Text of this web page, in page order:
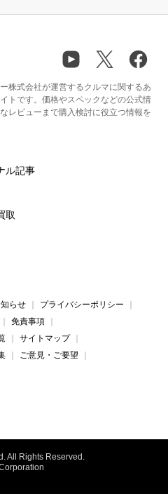
株式会社が運営するクルマに関するあ
トです。価格やスペックなどの公式情
レビューまで購入検討に役立つ情報を
ル記事
取
らせ
プライバシーポリシー
免責事項
サイトマップ
ご意見・ご要望
All Rights Reserved.